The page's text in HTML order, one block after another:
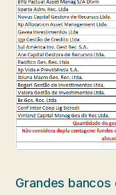
Grandes bancos